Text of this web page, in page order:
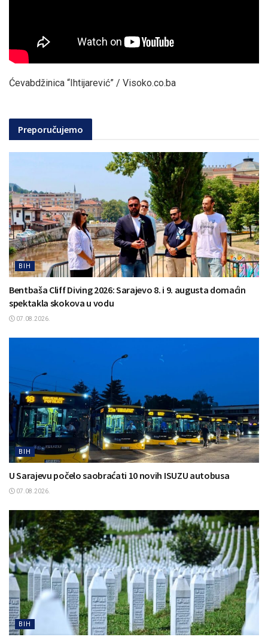
Ćevabdžinica “Ihtijarević” / Visoko.co.ba
Preporučujemo
BIH
Bentbaša Cliff Diving 2026: Sarajevo 8. i 9. augusta domaćin
spektakla skokova u vodu
07.08.2026.
BIH
U Sarajevu počelo saobraćati 10 novih ISUZU autobusa
07.08.2026.
BIH